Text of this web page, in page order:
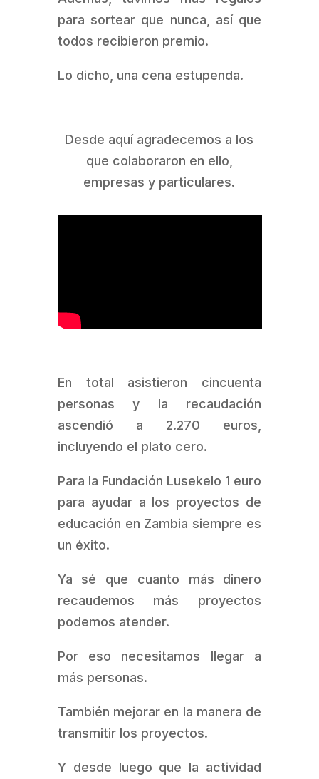
para sortear que nunca, así que
todos recibieron premio.
Lo dicho, una cena estupenda.
Desde aquí agradecemos a los
que colaboraron en ello,
empresas y particulares.
En total asistieron cincuenta
personas y la recaudación
ascendió a 2.270 euros,
incluyendo el plato cero.
Para la Fundación Lusekelo 1 euro
para ayudar a los proyectos de
educación en Zambia siempre es
un éxito.
Ya sé que cuanto más dinero
recaudemos más proyectos
podemos atender.
Por eso necesitamos llegar a
más personas.
También mejorar en la manera de
transmitir los proyectos.
Y desde luego que la actividad